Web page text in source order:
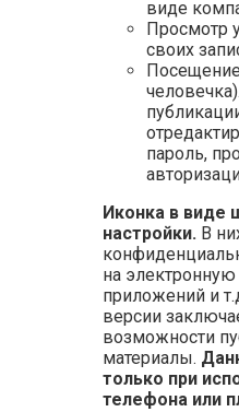
виде
Просмотр
своих
пароль,
Иконка в виде
настройки. В
на электронную
приложений и
версии
возможности
материалы.
только при
телефона или